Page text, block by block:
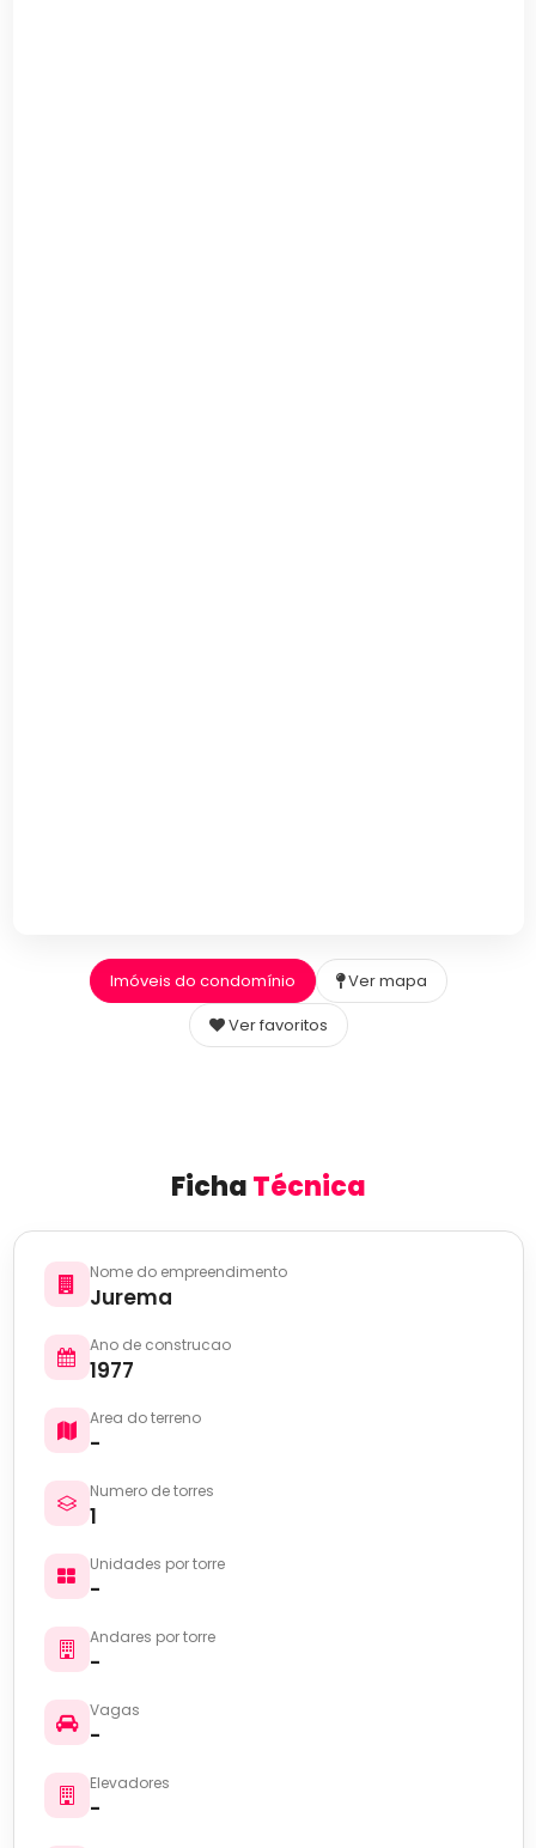
Imóveis do condomínio
Ver mapa
Ver favoritos
FichaTécnica
Nome do empreendimento
Jurema
Ano de construcao
1977
Area do terreno
-
Numero de torres
1
Unidades por torre
-
Andares por torre
-
Vagas
-
Elevadores
-